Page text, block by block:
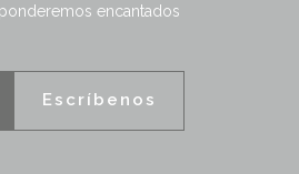
encantados
Escríbenos